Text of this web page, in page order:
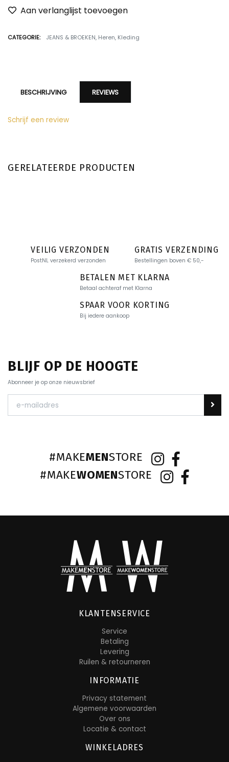
Aan verlanglijst toevoegen
CATEGORIE: JEANS & BROEKEN, Heren, Kleding
BESCHRIJVING REVIEWS
Schrijf een review
GERELATEERDE PRODUCTEN
VEILIG VERZONDEN
PostNL verzekerd verzonden
GRATIS VERZENDING
Bestellingen boven € 50,-
BETALEN MET KLARNA
Betaal achteraf met Klarna
SPAAR VOOR KORTING
Bij iedere aankoop
BLIJF OP DE HOOGTE
Abonneer je op onze nieuwsbrief
#MAKEMENSTORE
#MAKEWOMENSTORE
KLANTENSERVICE
Service
Betaling
Levering
Ruilen & retourneren
INFORMATIE
Privacy statement
Algemene voorwaarden
Over ons
Locatie & contact
WINKELADRES